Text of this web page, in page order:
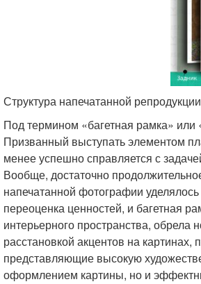
Структура напечатанной
Под термином «багетная рамка»
Призванный выступать элементом
менее успешно справляется с
Вообще, достаточно
напечатанной фотографии
переоценка ценностей, и багетная
интерьерного пространства,
расстановкой акцентов на
представляющие высокую
оформлением картины, но и